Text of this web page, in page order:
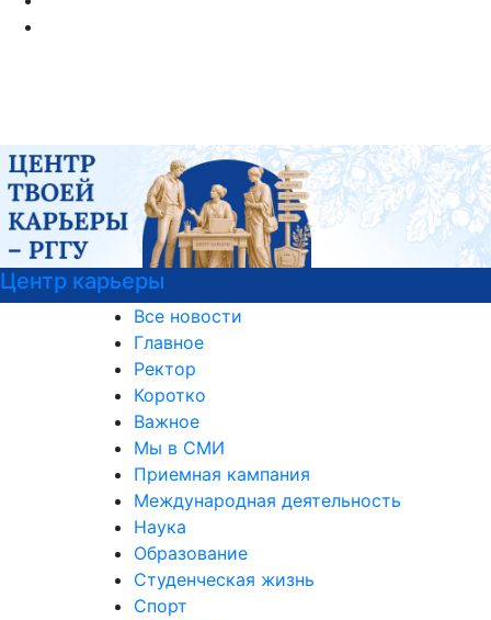
Курсы немецкого языка
Все новости
Главное
Ректор
Коротко
Важное
Мы в СМИ
Приемная кампания
Международная деятельность
Наука
Образование
Студенческая жизнь
Спорт